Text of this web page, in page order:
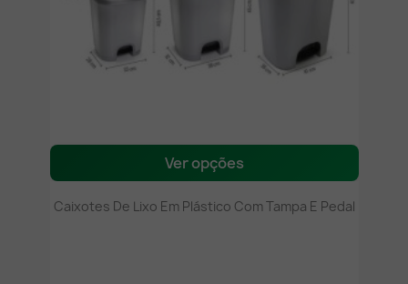
Ver opções
Caixotes De Lixo Em Plástico Com Tampa E Pedal